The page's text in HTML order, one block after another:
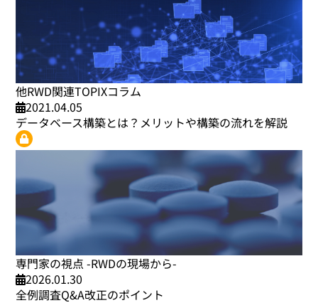
他RWD関連TOPIXコラム
2021.04.05
データベース構築とは？メリットや構築の流れを解説
専門家の視点 -RWDの現場から-
2026.01.30
全例調査Q&A改正のポイント